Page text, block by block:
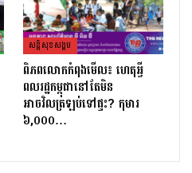
សន្តិសុខសង្គម
ពិភពលោកកំពុងមើល៖ ហេតុអ្វី
ពលរដ្ឋកម្ពុជានៅតែមិន
អាចវិលត្រឡប់ទៅផ្ទះ? កុមារ
៦,០០០…